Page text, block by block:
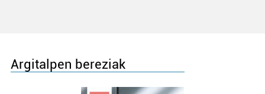
Argitalpen bereziak